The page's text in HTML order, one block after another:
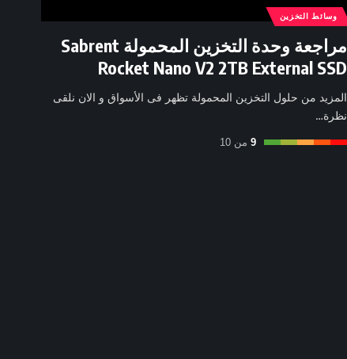
وسائط التخزين
مراجعة وحدة التخزين المحمولة Sabrent
Rocket Nano V2 2TB External SSD
المزيد من حلول التخزين المحمولة تظهر فى الأسواق و الان نلقى
نظرة…
9 من 10